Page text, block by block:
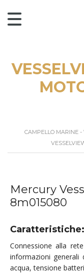
CAMPELLO MARINE
Mercury
8m015080
Caratteristiche:
Connessione alla
informazioni generali
acqua, tensione